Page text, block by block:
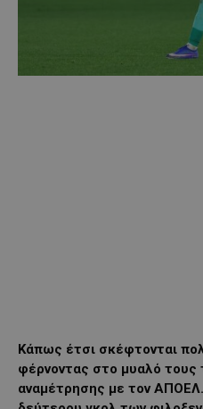
Κάπως έτσι σκέφτονται
φέρνοντας στο μυαλό τους
αναμέτρησης με τον ΑΠΟΕΛ.